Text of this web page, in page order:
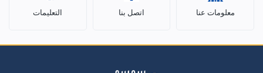
معلومات عنا اتصل بنا التعليمات